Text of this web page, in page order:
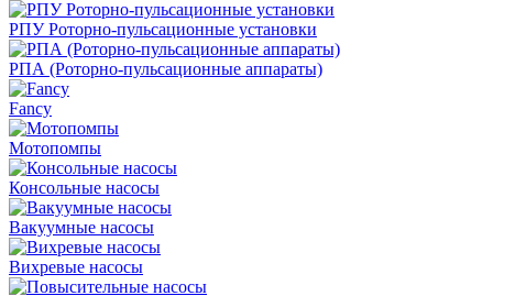
РПУ Роторно-пульсационные установки
РПА (Роторно-пульсационные аппараты)
Fancy
Мотопомпы
Консольные насосы
Вакуумные насосы
Вихревые насосы